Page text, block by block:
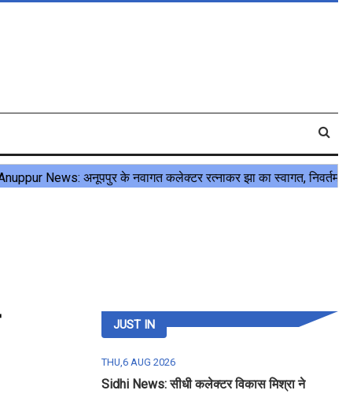
JUST IN
THU,6 AUG 2026
Sidhi News: सीधी कलेक्टर विकास मिश्रा ने